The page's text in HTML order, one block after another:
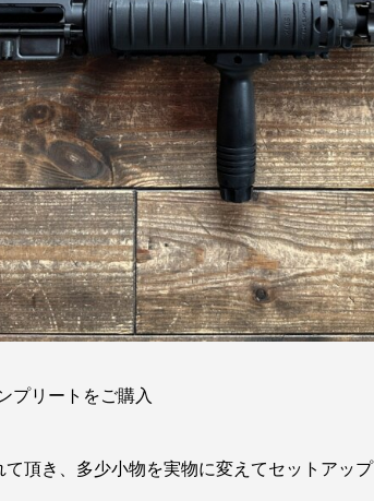
プリートをご購入
て頂き、多少小物を実物に変えてセットアップ